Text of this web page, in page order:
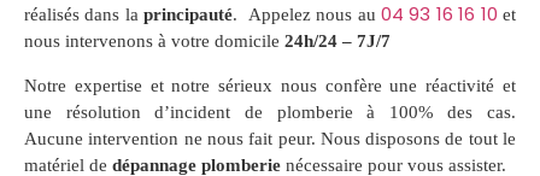
réalisés dans laprincipauté. Appelez nous au04 93 16 16 10 et
nous intervenons à votre domicile 24h/24 – 7J/7
Notre expertise et notre sérieux nous confère une réactivité et
une résolution d’incident de plomberie à 100% des cas.
Aucune intervention ne nous fait peur. Nous disposons de tout le
matériel de dépannage plomberie nécessaire pour vous assister.